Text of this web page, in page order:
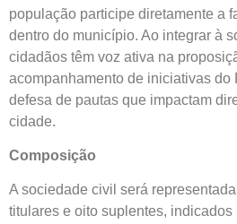
população participe diretamente a
dentro do município. Ao integrar à
cidadãos têm voz ativa na
acompanhamento de iniciativas do
defesa de pautas que impactam
cidade.
Composição
A sociedade civil será
titulares e oito suplentes, indicados